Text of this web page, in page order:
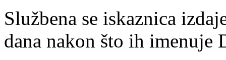
Službena se iskaznica
dana nakon što ih imenuje